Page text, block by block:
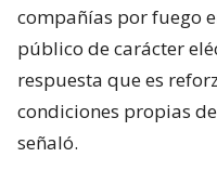
compañías por fuego
público de carácter
respuesta que es
condiciones propias
señaló.